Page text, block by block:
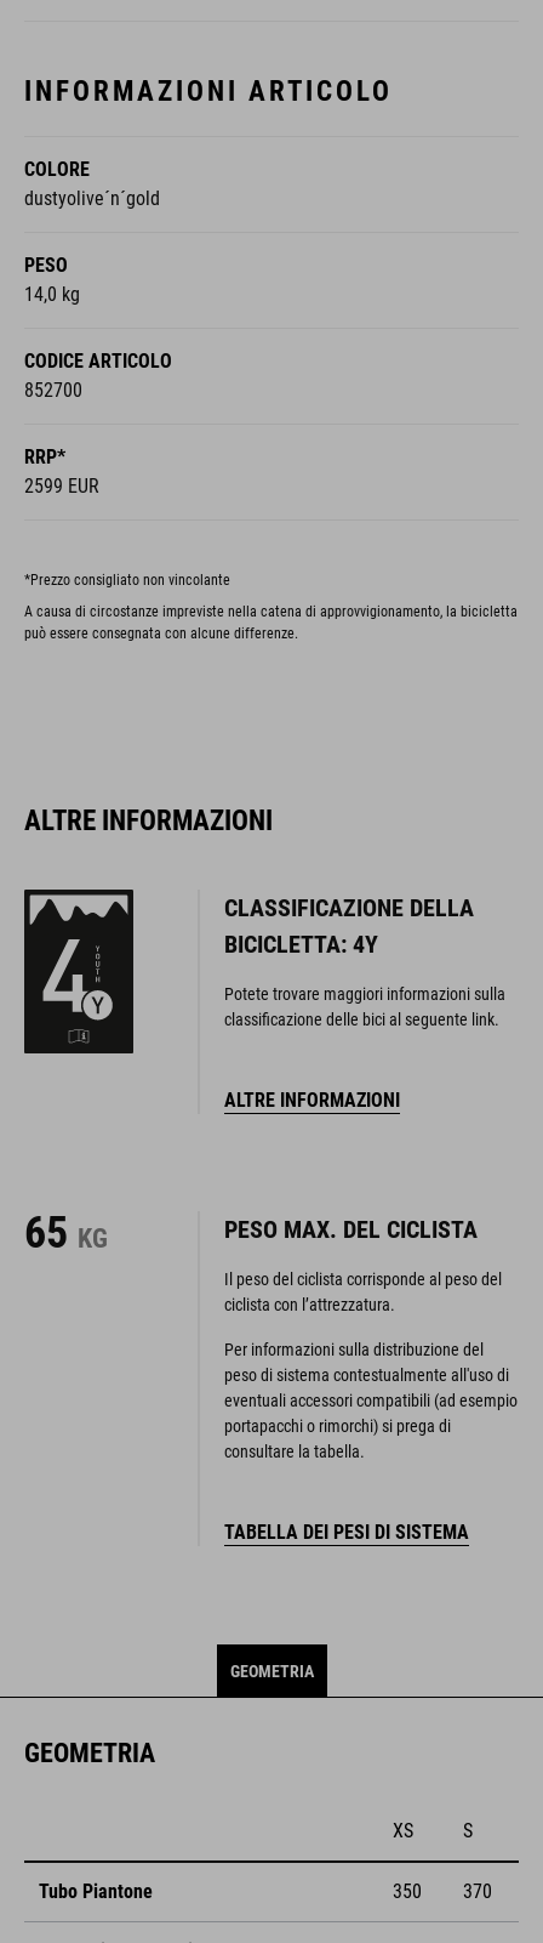
INFORMAZIONI ARTICOLO
COLORE
dustyolive´n´gold
PESO
14,0 kg
CODICE ARTICOLO
852700
RRP*
2599 EUR
*Prezzo consigliato non vincolante
A causa di circostanze impreviste nella catena di approvvigionamento, la bicicletta
può essere consegnata con alcune differenze.
ALTRE INFORMAZIONI
CLASSIFICAZIONE DELLA
BICICLETTA: 4Y
Potete trovare maggiori informazioni sulla
classificazione delle bici al seguente link.
ALTRE INFORMAZIONI
65 KG PESO MAX. DEL CICLISTA
Il peso del ciclista corrisponde al peso del
ciclista con l’attrezzatura.
Per informazioni sulla distribuzione del
peso di sistema contestualmente all'uso di
eventuali accessori compatibili (ad esempio
portapacchi o rimorchi) si prega di
consultare la tabella.
TABELLA DEI PESI DI SISTEMA
GEOMETRIA
GEOMETRIA
XS S
Tubo Piantone 350 370